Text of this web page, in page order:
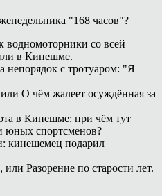
"168 часов"?
водномоторники со всей
в Кинешме.
непорядок с тротуаром: "Я
О чём жалеет осуждённая за
в Кинешме: при чём тут
юных спортсменов?
кинешемец подарил
Разорение по старости лет.